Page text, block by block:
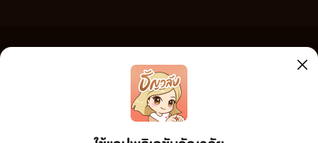
เว็บไซต์แห่งนี้ไม่ได้เห็นด้วยและไม่ขอรับผิดชอบต่อข้อความใดๆ ทั้งสิ้น ดังนั้นผู้อ่านทุกท่านโปรดใช้
วิจารณญาณในการกลั่นกรองด้วยตนเอง และหากท่านพบข้อความใดๆ ที่ขัดต่อกฎหมายและศีลธรรม
กรุณาแจ้งมาที่ tunwalai@ookbee.com เพื่อทีมงานจะได้ดำเนินการในทันที ทั้งนี้ ทางเว็บไซต์ขอสงวน
ลิขสิทธิ์ตามพระราชบัญญัติลิขสิทธิ์ (ฉบับเพิ่มเติม) พ.ศ.2558